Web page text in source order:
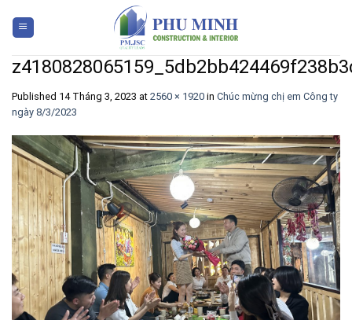
content
Published 14 Tháng 3, 2023 at 2560 × 1920 in Chúc mừng chị em Công ty
ngày 8/3/2023